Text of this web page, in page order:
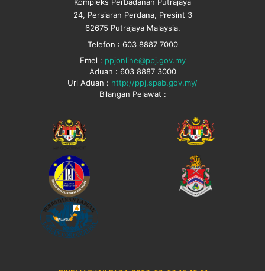
24, Persiaran Perdana, Presint 3
62675 Putrajaya Malaysia.
Telefon : 603 8887 7000
Emel : ppjonline@ppj.gov.my
Aduan : 603 8887 3000
Url Aduan : http://ppj.spab.gov.my/
Bilangan Pelawat :